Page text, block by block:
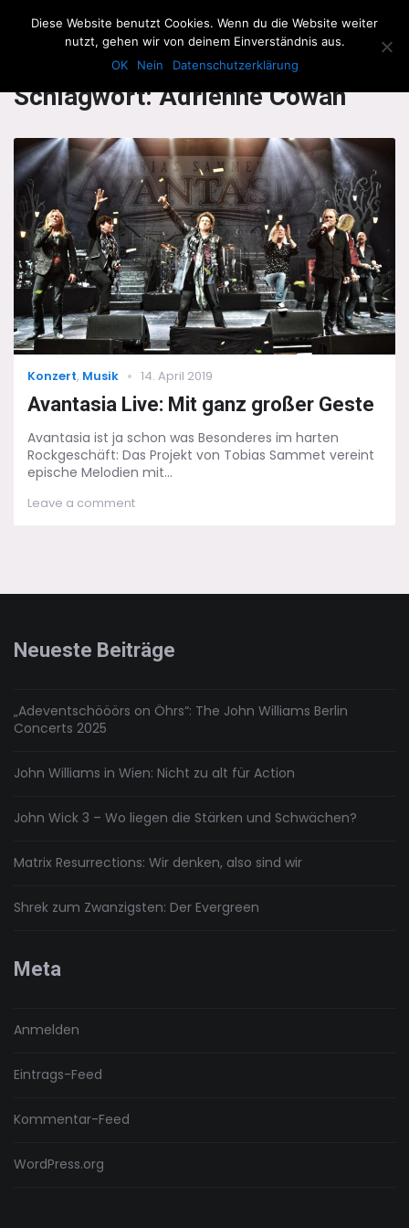
The Howling Men
Schlagwort:Adrienne Cowan
Categories
Konzert, Musik
Posted
14. April 2019
Avantasia Live: Mit ganz großer Geste
Avantasia ist ja schon was Besonderes im harten
Rockgeschäft: Das Projekt von Tobias Sammet vereint
epische Melodien mit...
Leave a commenton
Neueste Beiträge
„Adeventschööörs on Öhrs“: The John Williams Berlin
Concerts 2025
John Williams in Wien: Nicht zu alt für Action
John Wick 3 – Wo liegen die Stärken und Schwächen?
Matrix Resurrections: Wir denken, also sind wir
Shrek zum Zwanzigsten: Der Evergreen
Meta
Anmelden
Eintrags-Feed
Kommentar-Feed
WordPress.org
Diese Website benutzt Cookies. Wenn du die Website weiter
nutzt, gehen wir von deinem Einverständnis aus.
OK
Nein Datenschutzerklärung